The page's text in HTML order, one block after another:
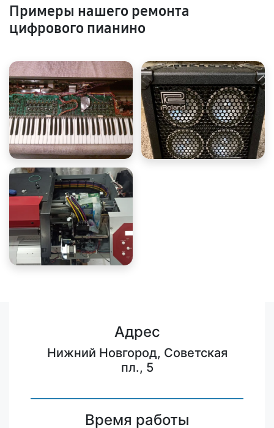
Примеры нашего ремонта
цифрового пианино
Адрес
Нижний Новгород, Советская
пл., 5
Время работы